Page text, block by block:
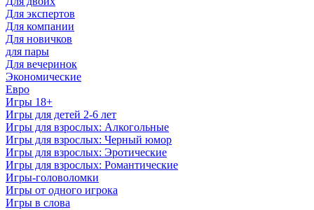
Для экспертов
Для компании
Для новичков
для пары
Для вечеринок
Экономические
Евро
Игры 18+
Игры для детей 2-6 лет
Игры для взрослых: Алкогольные
Игры для взрослых: Черный юмор
Игры для взрослых: Эротические
Игры для взрослых: Романтические
Игры-головоломки
Игры от одного игрока
Игры в слова